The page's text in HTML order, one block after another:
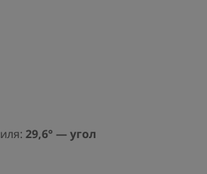
29,6° — угол